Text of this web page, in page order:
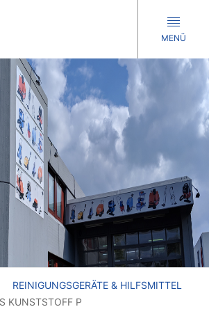
MENÜ
REINIGUNGSGERÄTE & HILFSMITTEL
KUNSTSTOFF P